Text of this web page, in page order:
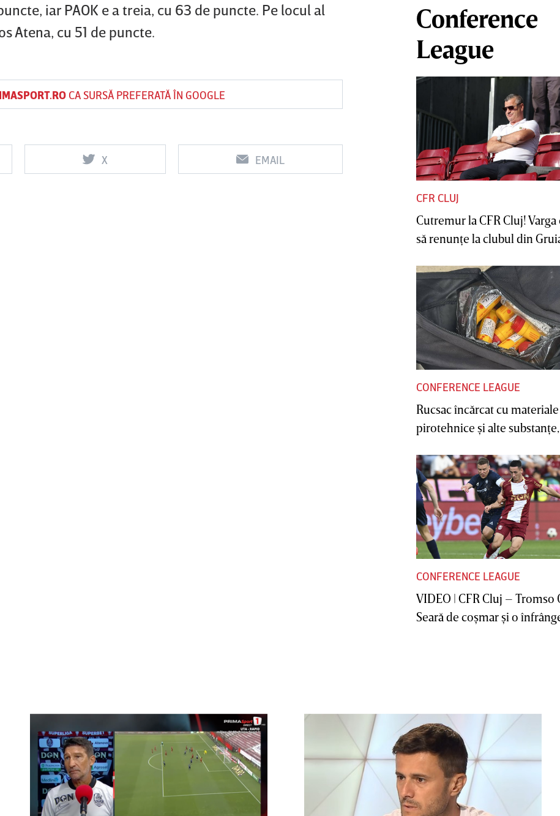
iar PAOK e a treia, cu 63 de puncte. Pe locul al
Atena, cu 51 de puncte.
CA SURSĂ PREFERATĂ ÎN GOOGLE
X EMAIL
Conference
League
CFR CLUJ
Cutremur la CFR Cluj! Varga
să renunţe la clubul din
CONFERENCE LEAGUE
Rucsac încărcat cu materiale
pirotehnice şi alte substanţe,
CONFERENCE LEAGUE
VIDEO | CFR Cluj – Tromso
Seară de coşmar şi o